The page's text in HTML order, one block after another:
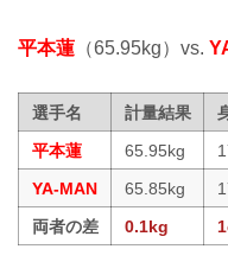
平本蓮 （65.95kg）vs.
選手名 計量結果
平本蓮
65.95kg
YA-MAN
65.85kg
両者の差
0.1kg